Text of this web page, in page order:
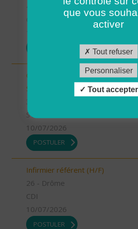
41 - Loir-et-Cher
Chargé.e de mission Qualité et
Stage (H/F)
STAGE
10/07/2026
POSTULER
Infirmier référent (H/F)
26 - Drôme
CDI
10/07/2026
POSTULER
que vous
activer
Tout refuser
Personnaliser
Tout accepter